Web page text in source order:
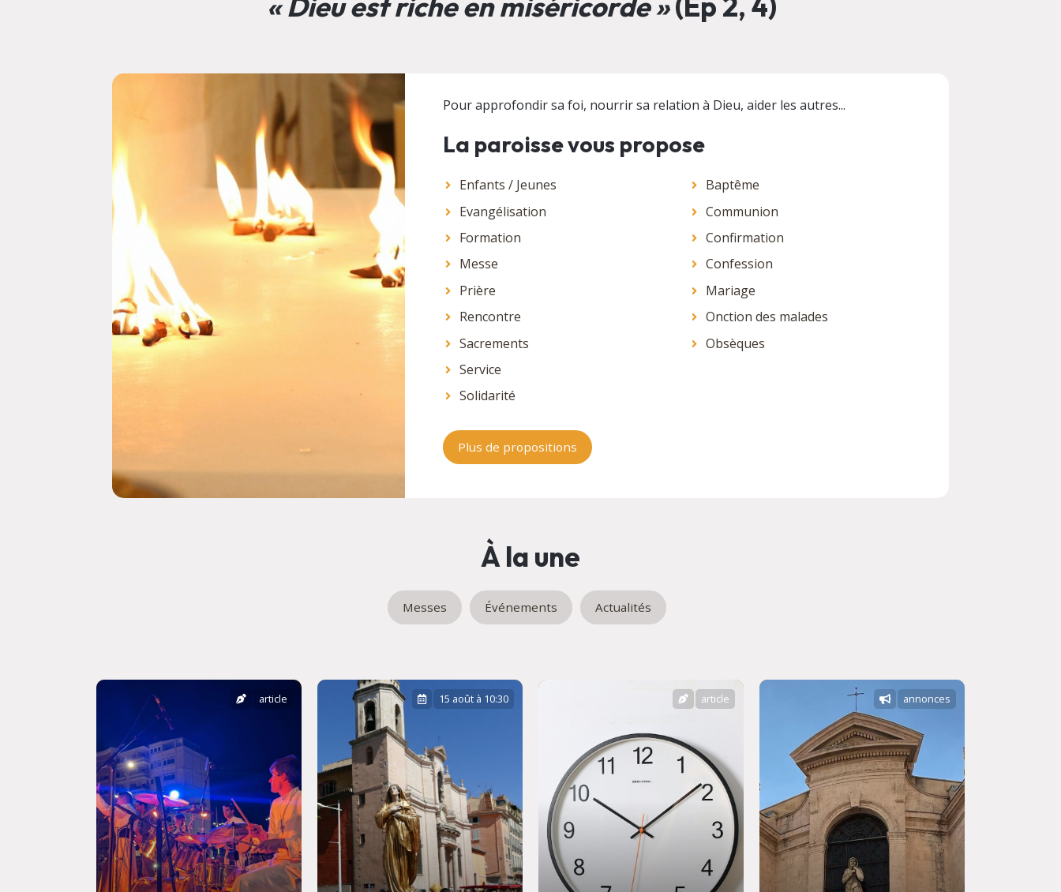
Pour approfondir sa foi, nourrir sa relation à Dieu, aider les autres...
La paroisse vous propose
Enfants / Jeunes
Evangélisation
Formation
Messe
Prière
Rencontre
Sacrements
Service
Solidarité
Baptême
Communion
Confirmation
Confession
Mariage
Onction des malades
Obsèques
Plus de propositions
À la une
Messes Événements Actualités
article 15 août à 10:30 article annonces